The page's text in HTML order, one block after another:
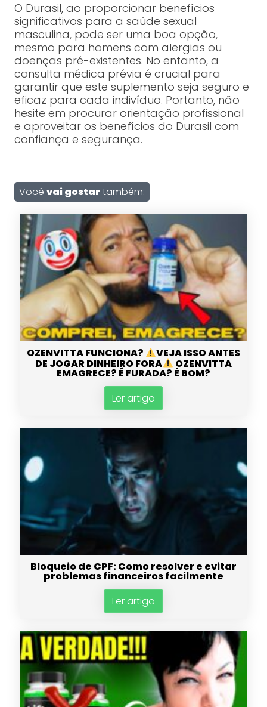
O Durasil, ao proporcionar benefícios
significativos para a saúde sexual
masculina, pode ser uma boa opção,
mesmo para homens com alergias ou
doenças pré-existentes. No entanto, a
consulta médica prévia é crucial para
garantir que este suplemento seja seguro e
eficaz para cada indivíduo. Portanto, não
hesite em procurar orientação profissional
e aproveitar os benefícios do Durasil com
confiança e segurança.
Você vai gostar também:
OZENVITTA FUNCIONA? VEJA ISSO ANTES
DE JOGAR DINHEIRO FORA OZENVITTA
EMAGRECE? É FURADA? É BOM?
Ler artigo
Bloqueio de CPF: Como resolver e evitar
problemas financeiros facilmente
Ler artigo